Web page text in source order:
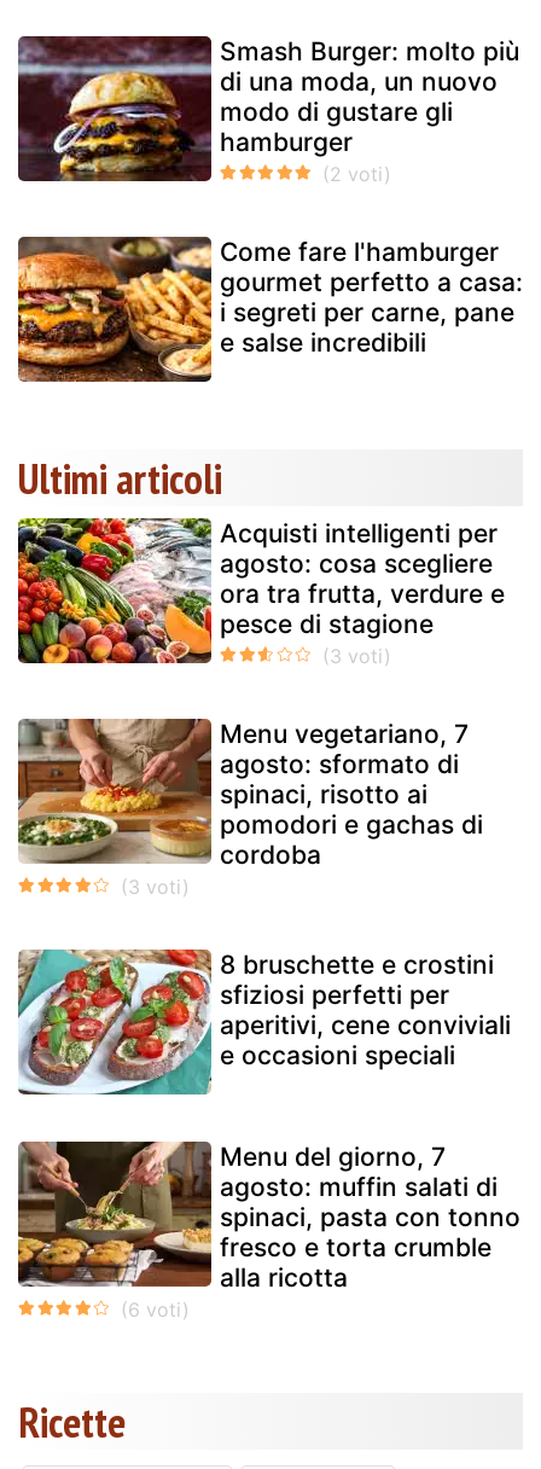
Smash Burger: molto più
di una moda, un nuovo
modo di gustare gli
hamburger
Come fare l'hamburger
gourmet perfetto a casa:
i segreti per carne, pane
e salse incredibili
Ultimi articoli
Acquisti intelligenti per
agosto: cosa scegliere
ora tra frutta, verdure e
pesce di stagione
Menu vegetariano, 7
agosto: sformato di
spinaci, risotto ai
pomodori e gachas di
cordoba
8 bruschette e crostini
sfiziosi perfetti per
aperitivi, cene conviviali
e occasioni speciali
Menu del giorno, 7
agosto: muffin salati di
spinaci, pasta con tonno
fresco e torta crumble
alla ricotta
Ricette